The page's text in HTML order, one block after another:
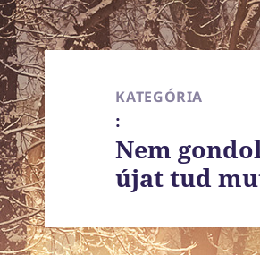
Bejegyzés
navigációKATEGÓRIA
:
Nem
újat tud